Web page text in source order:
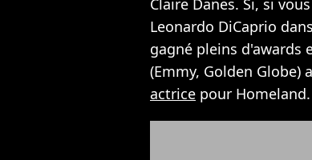
Claire Danes. Si, si
Leonardo DiCaprio dans
gagné pleins d'awards
(Emmy, Golden Globe)
actrice pour Homeland.